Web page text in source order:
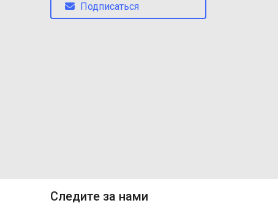
Подписаться
Следите за нами